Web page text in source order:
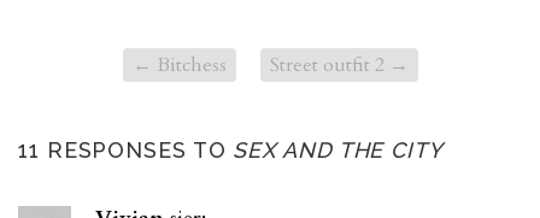
← Bitchess Street outfit 2 →
11 RESPONSES TO SEX AND THE CITY